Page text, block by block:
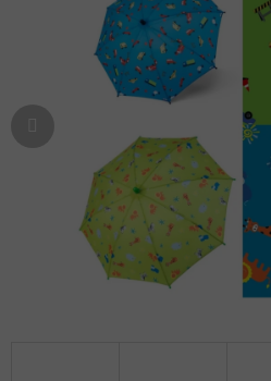
hvězdiček.